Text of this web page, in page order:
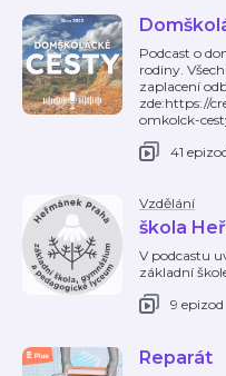
Podcast o
rodiny.
zaplacení
zde:https://
omkolck-
41
Vzdělání
škola
V podcastu
základní
9 epizod
Reparát